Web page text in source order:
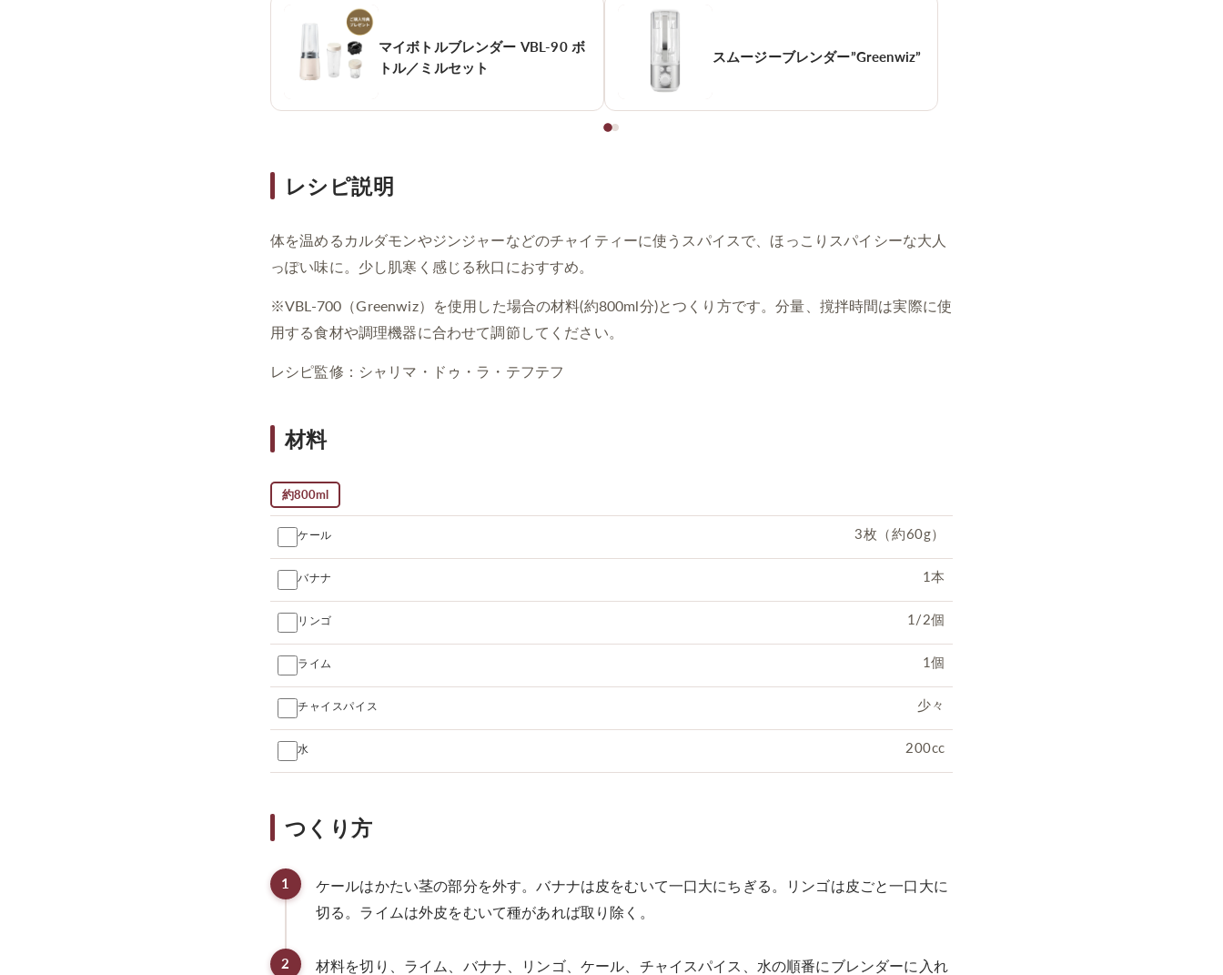
マイボトルブレンダー VBL-90 ボ
トル／ミルセット
スムージーブレンダー”Greenwiz”
レシピ説明
体を温めるカルダモンやジンジャーなどのチャイティーに使うスパイスで、ほっこりスパイシーな大人
っぽい味に。少し肌寒く感じる秋口におすすめ。
※VBL-700（Greenwiz）を使用した場合の材料(約800ml分)とつくり方です。分量、撹拌時間は実際に使
用する食材や調理機器に合わせて調節してください。
レシピ監修：シャリマ・ドゥ・ラ・テフテフ
材料
約800ml
ケール 3枚（約60g）
バナナ 1本
リンゴ 1/2個
ライム 1個
チャイスパイス 少々
水 200cc
つくり方
1
ケールはかたい茎の部分を外す。バナナは皮をむいて一口大にちぎる。リンゴは皮ごと一口大に
切る。ライムは外皮をむいて種があれば取り除く。
2
材料を切り、ライム、バナナ、リンゴ、ケール、チャイスパイス、水の順番にブレンダーに入れ